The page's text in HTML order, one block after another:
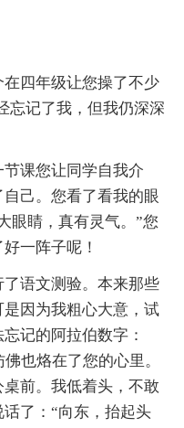
四年级让您操了不少
忘记了我，但我仍深深
课您让同学自我介
己。您看了看我的眼
眼睛，真有灵气。”您
一阵子呢！
语文测验。本来那些
因为我粗心大意，试
记的阿拉伯数字：
也烙在了您的心里。
前。我低着头，不敢
了：“向东，抬起头